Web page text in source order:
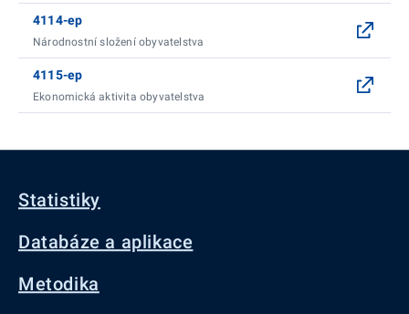
4114-ep
Národnostní složení obyvatelstva
4115-ep
Ekonomická aktivita obyvatelstva
Statistiky
Databáze a aplikace
Metodika